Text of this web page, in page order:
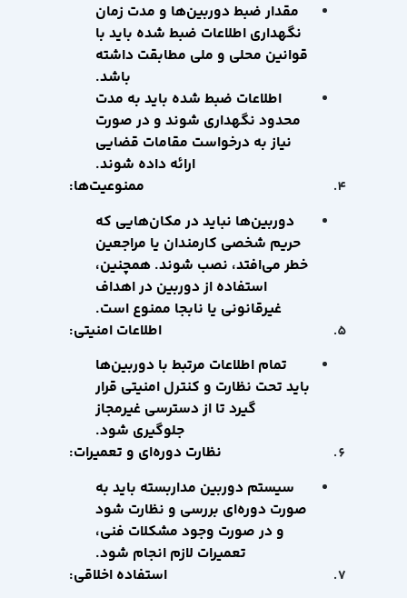
مقدار ضبط دوربین‌ها و مدت زمان
نگهداری اطلاعات ضبط شده باید با
قوانین محلی و ملی مطابقت داشته
باشد.
اطلاعات ضبط شده باید به مدت
محدود نگهداری شوند و در صورت
نیاز به درخواست مقامات قضایی
ارائه داده شوند.
ممنوعیت‌ها:
دوربین‌ها نباید در مکان‌هایی که
حریم شخصی کارمندان یا مراجعین
خطر می‌افتد، نصب شوند. همچنین،
استفاده از دوربین در اهداف
غیرقانونی یا نابجا ممنوع است.
اطلاعات امنیتی:
تمام اطلاعات مرتبط با دوربین‌ها
باید تحت نظارت و کنترل امنیتی قرار
گیرد تا از دسترسی غیرمجاز
جلوگیری شود.
نظارت دوره‌ای و تعمیرات:
سیستم دوربین مداربسته باید به
صورت دوره‌ای بررسی و نظارت شود
و در صورت وجود مشکلات فنی،
تعمیرات لازم انجام شود.
استفاده اخلاقی: